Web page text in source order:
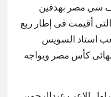
سي مصر بهدفين
أقيمت فى إطار ربع
استاد السويس
كأس مصر ويواجه